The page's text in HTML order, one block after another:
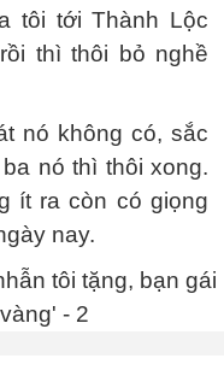
tôi tới Thành Lộc
thì thôi bỏ nghề
nó không có, sắc
nó thì thôi xong.
ít ra còn có giọng
nay.